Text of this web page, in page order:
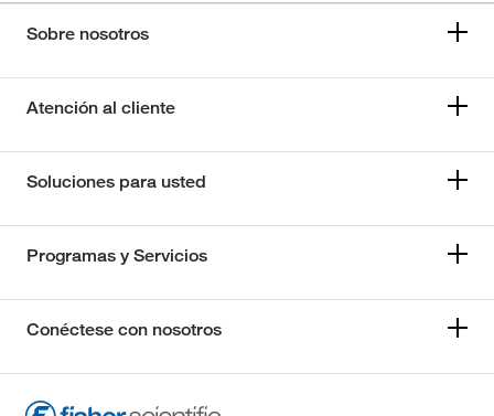
Sobre nosotros
Atención al cliente
Soluciones para usted
Programas y Servicios
Conéctese con nosotros